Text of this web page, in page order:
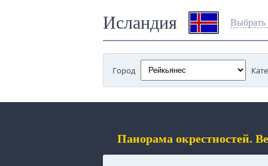
Исландия Выбрать
Город
Панорама окрестностей.